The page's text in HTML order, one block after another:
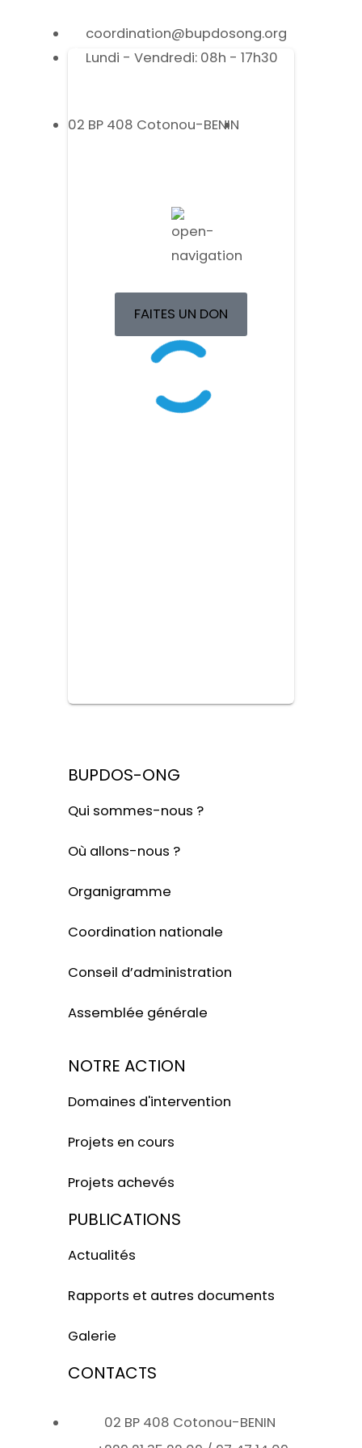
coordination@bupdosong.org
Lundi - Vendredi: 08h - 17h30
02 BP 408 Cotonou-BENIN
FAITES UN DON
BUPDOS-ONG
Qui sommes-nous ?
Où allons-nous ?
Organigramme
Coordination nationale
Conseil d’administration
Assemblée générale
NOTRE ACTION
Domaines d'intervention
Projets en cours
Projets achevés
PUBLICATIONS
Actualités
Rapports et autres documents
Galerie
CONTACTS
02 BP 408 Cotonou-BENIN